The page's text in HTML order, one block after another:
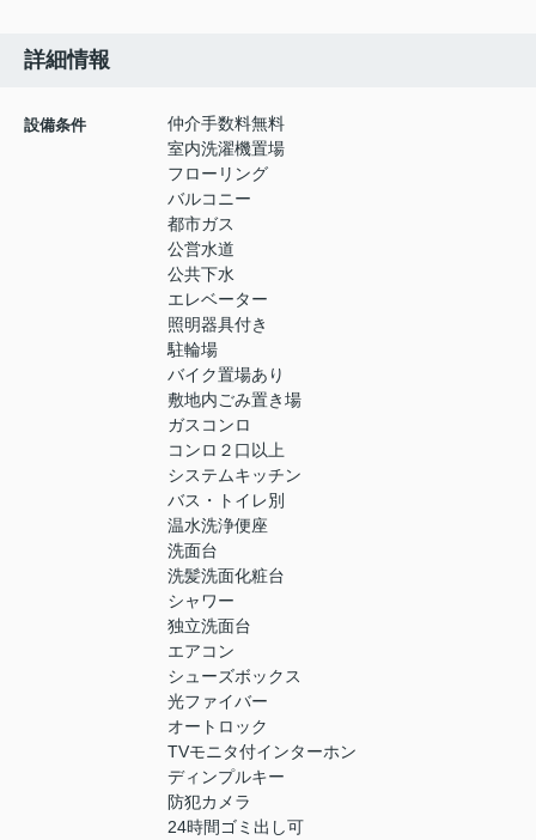
詳細情報
設備条件
仲介手数料無料
室内洗濯機置場
フローリング
バルコニー
都市ガス
公営水道
公共下水
エレベーター
照明器具付き
駐輪場
バイク置場あり
敷地内ごみ置き場
ガスコンロ
コンロ２口以上
システムキッチン
バス・トイレ別
温水洗浄便座
洗面台
洗髪洗面化粧台
シャワー
独立洗面台
エアコン
シューズボックス
光ファイバー
オートロック
TVモニタ付インターホン
ディンプルキー
防犯カメラ
24時間ゴミ出し可